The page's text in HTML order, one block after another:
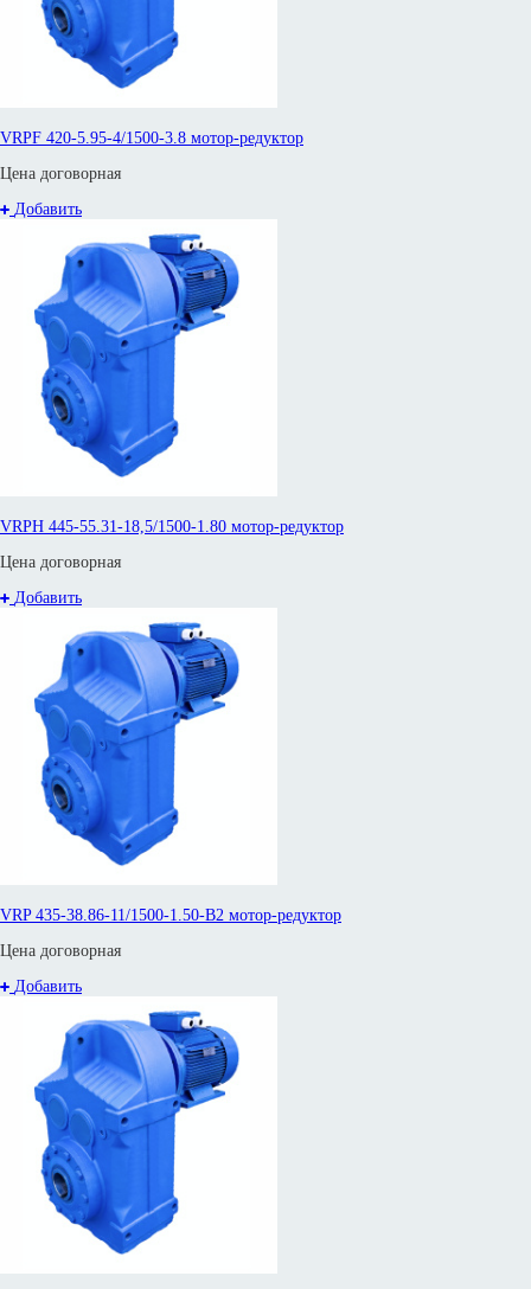
VRPF 420-5.95-4/1500-3.8 мотор-редуктор
Цена договорная
Добавить
VRPH 445-55.31-18,5/1500-1.80 мотор-редуктор
Цена договорная
Добавить
VRP 435-38.86-11/1500-1.50-В2 мотор-редуктор
Цена договорная
Добавить